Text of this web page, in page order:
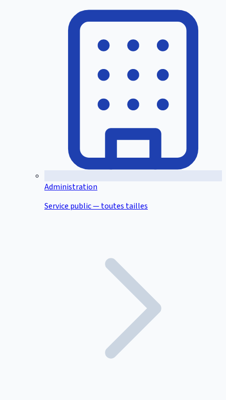
Administration
Service public — toutes tailles